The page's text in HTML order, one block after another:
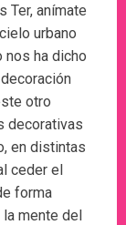
Ter, anímate
urbano
ha dicho
otro
decorativas
en distintas
ceder el
forma
mente del